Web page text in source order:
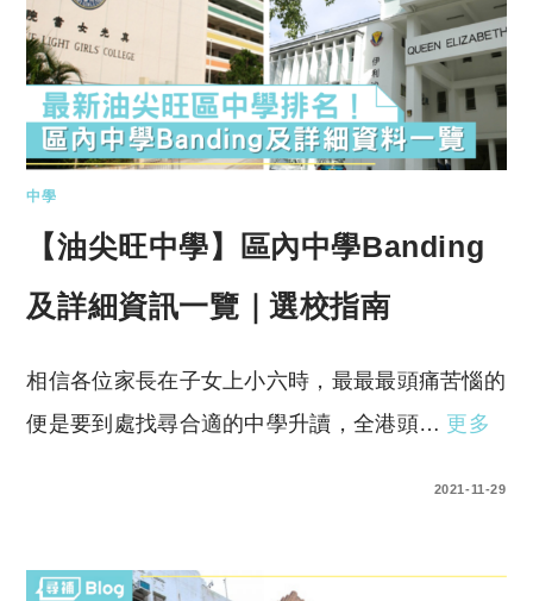
中學
【油尖旺中學】區內中學Banding
及詳細資訊一覽｜選校指南
相信各位家長在子女上小六時，最最最頭痛苦惱的
便是要到處找尋合適的中學升讀，全港頭… 更多
2021-11-29